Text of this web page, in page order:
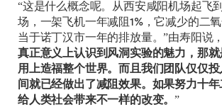
“这是什么概念呢。从西安咸阳机场起飞
场，一架飞机一年减阻1%，它减少的二
当于诺丁汉市一年的排放量。”由寿阳说
真正意义上认识到风洞实验的魅力，那
用上造福整个世界。而且我们团队仅仅
间就已经做出了减阻效果。如果努力十
给人类社会带来不一样的改变。”